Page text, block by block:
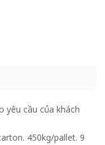
yêu cầu của khách
450kg/pallet. 9